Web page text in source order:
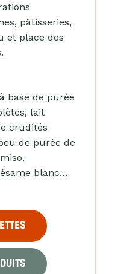
pâtisseries,
et place des
base de purée
lait
crudités
de purée de
blanc…